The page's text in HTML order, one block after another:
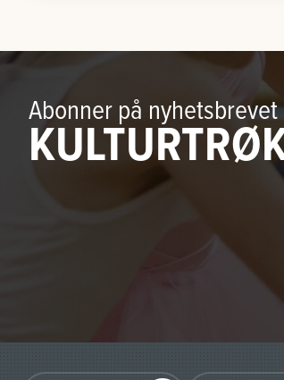
Abonner på nyhetsbrevet